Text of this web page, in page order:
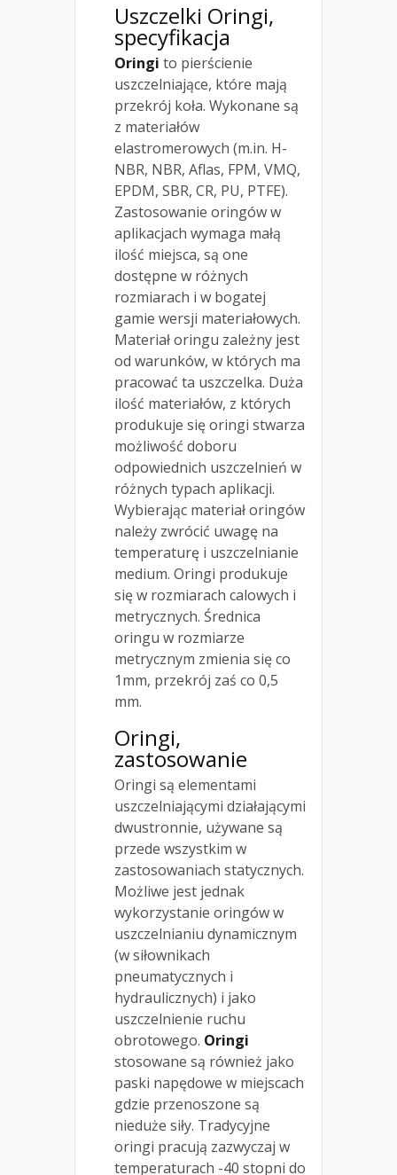
Uszczelki Oringi,
specyfikacja
Oringi to pierścienie
uszczelniające, które mają
przekrój koła. Wykonane są
z materiałów
elastromerowych (m.in. H-
NBR, NBR, Aflas, FPM, VMQ,
EPDM, SBR, CR, PU, PTFE).
Zastosowanie oringów w
aplikacjach wymaga małą
ilość miejsca, są one
dostępne w różnych
rozmiarach i w bogatej
gamie wersji materiałowych.
Materiał oringu zależny jest
od warunków, w których ma
pracować ta uszczelka. Duża
ilość materiałów, z których
produkuje się oringi stwarza
możliwość doboru
odpowiednich uszczelnień w
różnych typach aplikacji.
Wybierając materiał oringów
należy zwrócić uwagę na
temperaturę i uszczelnianie
medium. Oringi produkuje
się w rozmiarach calowych i
metrycznych. Średnica
oringu w rozmiarze
metrycznym zmienia się co
1mm, przekrój zaś co 0,5
mm.
Oringi,
zastosowanie
Oringi są elementami
uszczelniającymi działającymi
dwustronnie, używane są
przede wszystkim w
zastosowaniach statycznych.
Możliwe jest jednak
wykorzystanie oringów w
uszczelnianiu dynamicznym
(w siłownikach
pneumatycznych i
hydraulicznych) i jako
uszczelnienie ruchu
obrotowego. Oringi
stosowane są również jako
paski napędowe w miejscach
gdzie przenoszone są
nieduże siły. Tradycyjne
oringi pracują zazwyczaj w
temperaturach -40 stopni do